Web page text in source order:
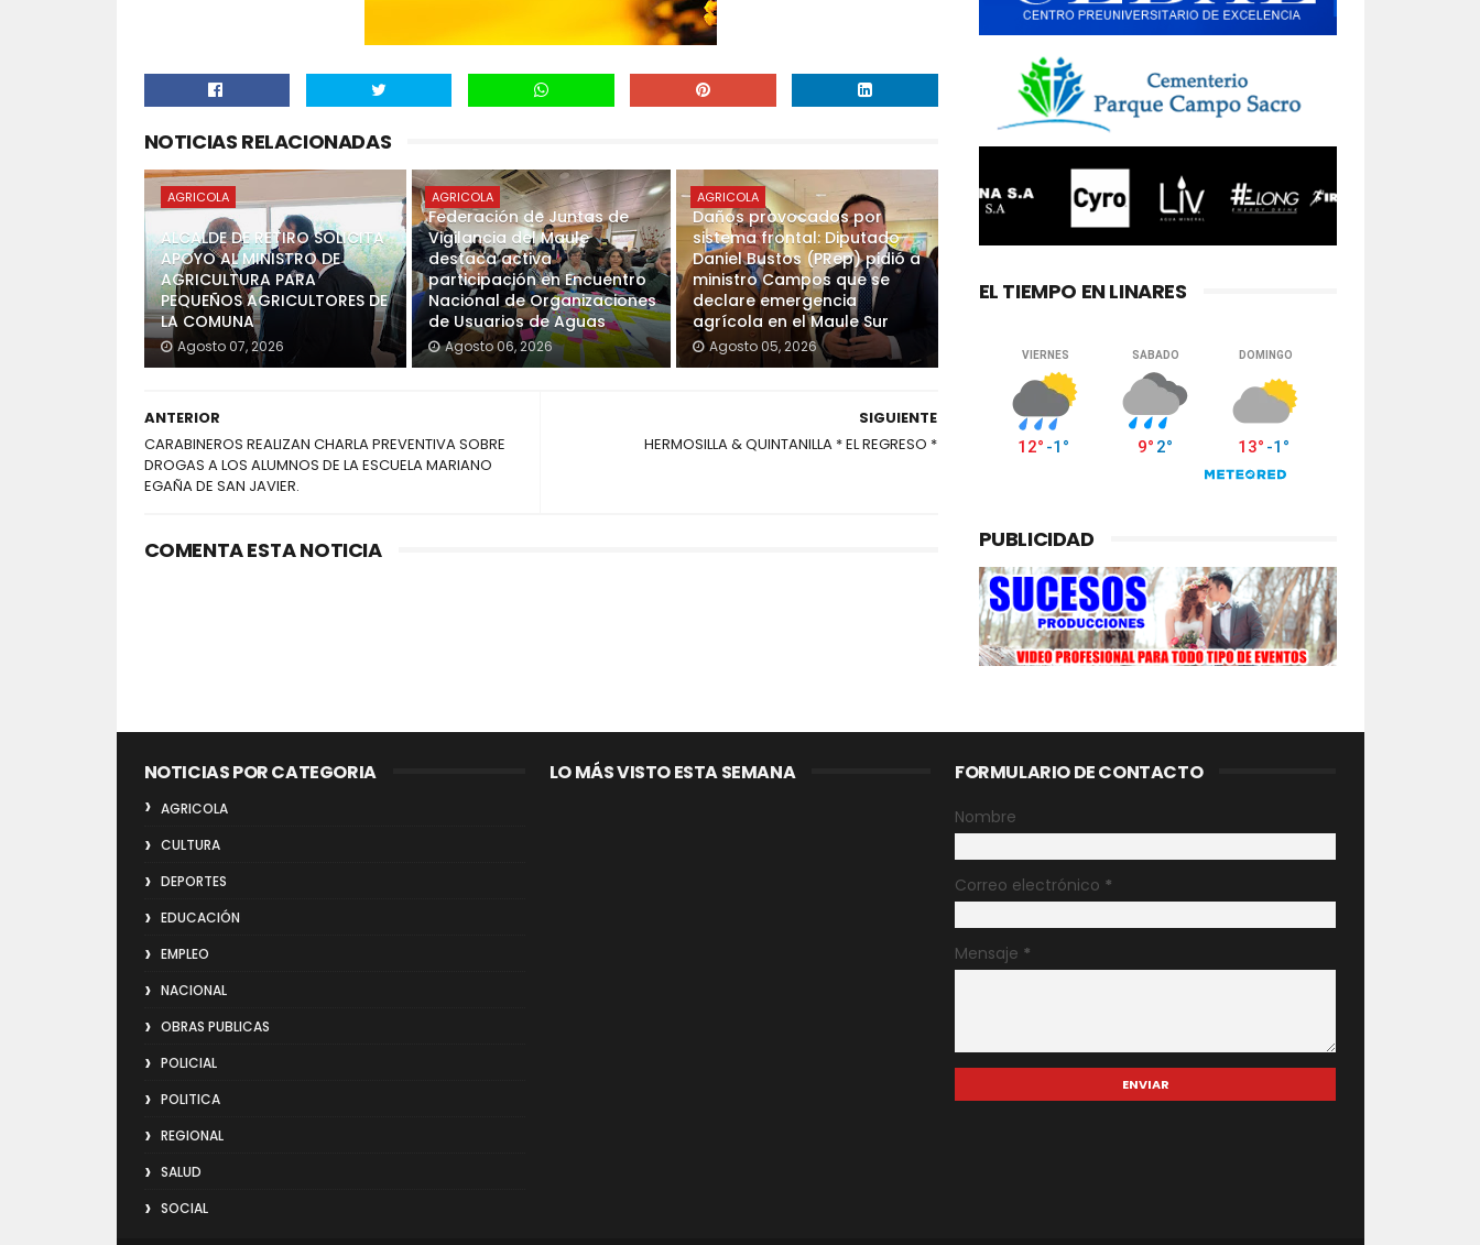
NOTICIAS RELACIONADAS
AGRICOLA
ALCALDE DE RETIRO SOLICITA
APOYO AL MINISTRO DE
AGRICULTURA PARA
PEQUEÑOS AGRICULTORES DE
LA COMUNA
Agosto 07, 2026
AGRICOLA
Federación de Juntas de
Vigilancia del Maule
destaca activa
participación en Encuentro
Nacional de Organizaciones
de Usuarios de Aguas
Agosto 06, 2026
AGRICOLA
Daños provocados por
sistema frontal: Diputado
Daniel Bustos (PRep) pidió a
ministro Campos que se
declare emergencia
agrícola en el Maule Sur
Agosto 05, 2026
SIGUIENTE
HERMOSILLA & QUINTANILLA * EL REGRESO *
ANTERIOR
CARABINEROS REALIZAN CHARLA PREVENTIVA SOBRE
DROGAS A LOS ALUMNOS DE LA ESCUELA MARIANO
EGAÑA DE SAN JAVIER.
COMENTA ESTA NOTICIA
EL TIEMPO EN LINARES
PUBLICIDAD
NOTICIAS POR CATEGORIA
AGRICOLA
CULTURA
DEPORTES
EDUCACIÓN
EMPLEO
NACIONAL
OBRAS PUBLICAS
POLICIAL
POLITICA
REGIONAL
SALUD
SOCIAL
LO MÁS VISTO ESTA SEMANA FORMULARIO DE CONTACTO
Nombre
Correo electrónico *
Mensaje *